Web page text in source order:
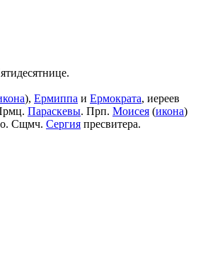
), Ермиппа и Ермократа, иереев
Параскевы. Прп. Моисея (икона)
Сщмч. Сергия пресвитера.